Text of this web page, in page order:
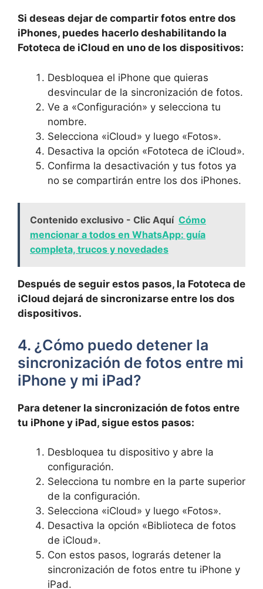
Si deseas dejar de compartir fotos entre dos
iPhones, puedes hacerlo deshabilitando la
Fototeca de iCloud en ⁤uno de los​ dispositivos:
Desbloquea el iPhone que quieras
desvincular ⁣de la sincronización de fotos.
Ve a «Configuración» y selecciona tu
nombre.
Selecciona «iCloud» y luego «Fotos».
Desactiva la opción⁤ «Fototeca de iCloud».
Confirma‍ la desactivación y tus fotos ya
⁣no se compartirán entre los dos iPhones.
Contenido exclusivo - Clic Aquí Cómo
mencionar a todos en WhatsApp: guía
completa, trucos y novedades
Después de seguir estos⁣ pasos, la Fototeca de
iCloud dejará de sincronizarse‍ entre los dos
dispositivos.
4. ¿Cómo puedo detener la⁣
sincronización de ⁣fotos entre mi
iPhone y mi iPad?
Para detener‌ la sincronización de fotos entre
tu iPhone y ⁤iPad, sigue estos‌ pasos:
Desbloquea tu dispositivo y abre la
configuración.
Selecciona tu nombre en la⁣ parte superior
de la configuración.
Selecciona «iCloud» y luego «Fotos».
Desactiva⁤ la opción «Biblioteca de fotos
de iCloud».
Con estos pasos, lograrás detener la
sincronización de fotos entre tu iPhone y
iPad.